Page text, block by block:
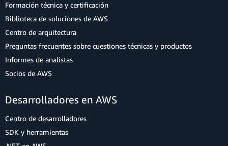
Formación técnica y certificación
Biblioteca de soluciones de AWS
Centro de arquitectura
Preguntas frecuentes sobre cuestiones técnicas y productos
Informes de analistas
Socios de AWS
Desarrolladores en AWS
Centro de desarrolladores
SDK y herramientas